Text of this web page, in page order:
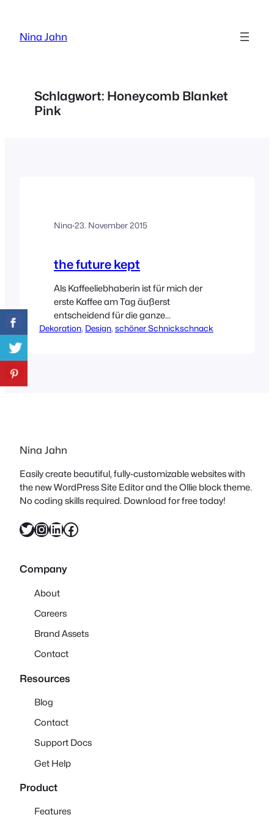
springen
Nina Jahn
Schlagwort: Honeycomb Blanket
Pink
Nina·23. November 2015
the future kept
Als Kaffeeliebhaberin ist für mich der
erste Kaffee am Tag äußerst
entscheidend für die ganze
Grundstimmung der folgenden
Dekoration, Design, schöner Schnickschnack
Nina Jahn
Easily create beautiful, fully-customizable websites with
the new WordPress Site Editor and the Ollie block theme.
No coding skills required. Download for free today!
Twitter InstagramLinkedIn Facebook
Company
About
Careers
Brand Assets
Contact
Resources
Blog
Contact
Support Docs
Get Help
Product
Features